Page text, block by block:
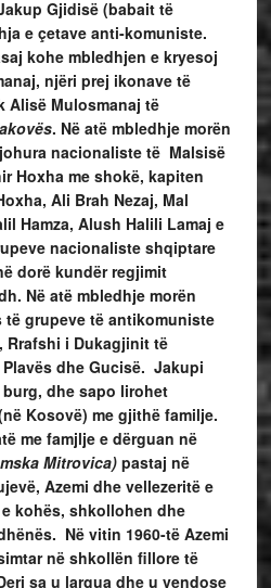
Gjidisë (babait të
e çetave anti-komuniste.
kohe mbledhjen e kryesoj
njëri prej ikonave të
Alisë Mulosmanaj të
. Në atë mbledhje morën
nacionaliste të Malsisë
Hoxha me shokë, kapiten
Ali Brah Nezaj, Mal
Hamza, Alush Halili Lamaj e
nacionaliste shqiptare
dorë kundër regjimit
Në atë mbledhje morën
të grupeve të antikomuniste
Rrafshi i Dukagjinit të
dhe Gucisë. Jakupi
dhe sapo lirohet
Kosovë) me gjithë familje.
me famjlje e dërguan në
Mitrovica)pastaj në
Azemi dhe vellezeritë e
kohës, shkollohen dhe
Në vitin 1960-të Azemi
në shkollën fillore të
sa u largua dhe u vendose